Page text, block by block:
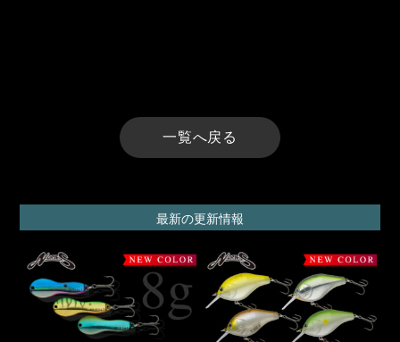
一覧へ戻る
最新の更新情報